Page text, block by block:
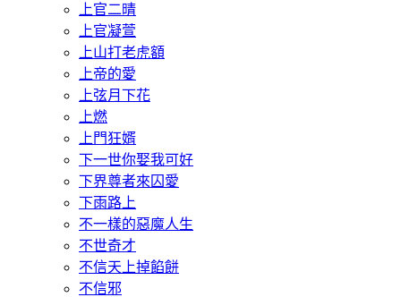
上官二晴
上官凝萱
上山打老虎額
上帝的愛
上弦月下花
上燃
上門狂婿
下一世你娶我可好
下界尊者來囚愛
下雨路上
不一樣的惡魔人生
不世奇才
不信天上掉餡餅
不信邪